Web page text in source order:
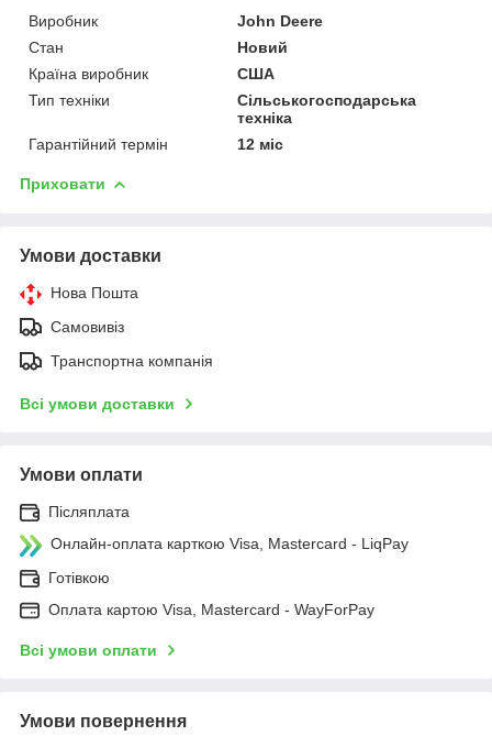
Виробник
John Deere
Стан
Новий
Країна виробник
США
Тип техніки
Сільськогосподарська
техніка
Гарантійний термін
12 міс
Приховати
Умови доставки
Нова Пошта
Самовивіз
Транспортна компанія
Всі умови доставки
Умови оплати
Післяплата
Онлайн-оплата карткою Visa, Mastercard - LiqPay
Готівкою
Оплата картою Visa, Mastercard - WayForPay
Всі умови оплати
Умови повернення